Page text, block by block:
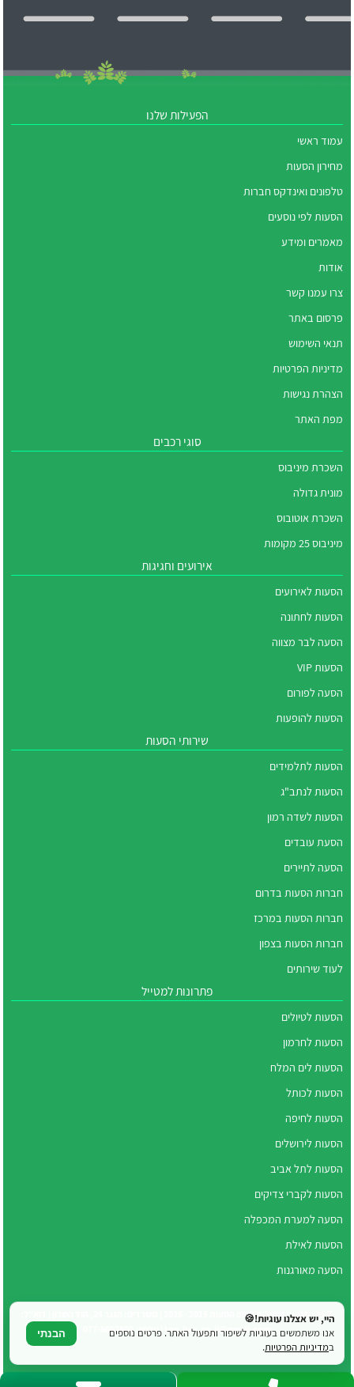
הפעילות שלנו
עמוד ראשי
מחירון הסעות
טלפונים ואינדקס חברות
הסעות לפי נוסעים
מאמרים ומידע
אודות
צרו עמנו קשר
פרסום באתר
תנאי השימוש
מדיניות הפרטיות
הצהרת נגישות
מפת האתר
סוגי רכבים
השכרת מיניבוס
מונית גדולה
השכרת אוטובוס
מיניבוס 25 מקומות
אירועים וחגיגות
הסעות לאירועים
הסעות לחתונה
הסעה לבר מצווה
הסעות VIP
הסעה לפורום
הסעות להופעות
שירותי הסעות
הסעות לתלמידים
הסעות לנתב"ג
הסעות לשדה רמון
הסעת עובדים
הסעה לתיירים
חברות הסעות בדרום
חברות הסעות במרכז
חברות הסעות בצפון
לעוד שירותים
פתרונות למטייל
הסעות לטיולים
הסעות לחרמון
הסעות לים המלח
הסעות לכותל
הסעות לחיפה
הסעות לירושלים
הסעות לתל אביב
הסעות לקברי צדיקים
הסעה למערת המכפלה
הסעות לאילת
הסעה מאורגנות
top.bus.co.il@gmail.com | טלפון: 077-6052800
היי, יש אצלנו עוגיות!🍪
אנו משתמשים בעוגיות לשיפור ותפעול האתר. פרטים נוספים
במדיניות הפרטיות.
הבנתי